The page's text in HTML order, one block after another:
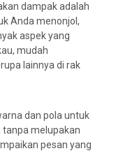
dampak adalah
Anda menonjol,
aspek yang
mudah
lainnya di rak
dan pola untuk
melupakan
pesan yang